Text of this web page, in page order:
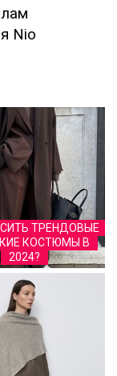
Nio
ТРЕНДОВЫЕ
КОСТЮМЫ В
2024?